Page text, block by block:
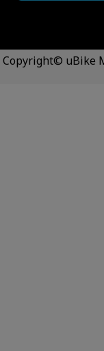
Copyright© uBike